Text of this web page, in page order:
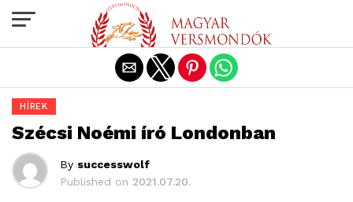
HÍREK
Szécsi Noémi író Londonban
By successwolf
Published on 2021.07.20.
Exit mobile version